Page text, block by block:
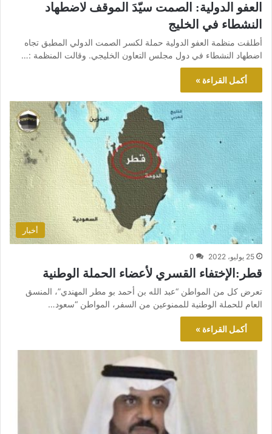
العفو الدولية: الصمت سيّدَ الموقف لاضطهاد
النشطاء في الخليج
أطلقت منظمة العفو الدولية حملة لكسر الصمت الدولي المطبق تجاه
اضطهاد النشطاء في دول مجلس التعاون الخليجي. وقالت المنظمة :…
أكمل القراءة »
أخبار
25 يوليو، 2022 0
قطر:الإختفاء القسري لأعضاء الحملة الوطنية
تعرض كل من المواطن “عبد الله بن أحمد بو مطر المهندي”، المنسق
العام للحملة الوطنية للممنوعين من السفر، المواطن “سعود…
أكمل القراءة »